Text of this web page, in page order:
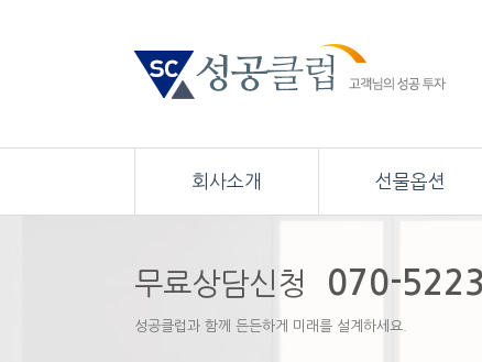
회사소개 선물옵션
무료상담신청 070-
성공클럽과 함께 든든하게 미래를 설계하세요.